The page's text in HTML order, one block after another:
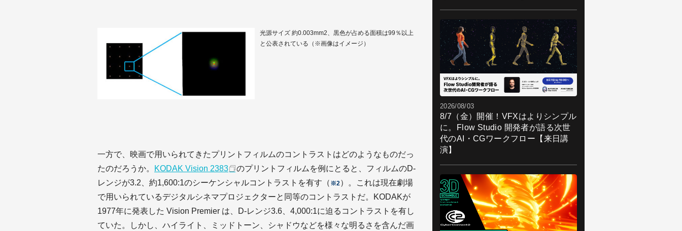
光源サイズ 約0.003mm2、黒色が占める面積は99％以上
と公表されている（※画像はイメージ）
一方で、映画で用いられてきたプリントフィルムのコントラストはどのようなものだっ
たのだろうか。
KODAK Vision 2383
のプリントフィルムを例にとると、フィルムのD-
レンジが3.2、約1,600:1のシーケンシャルコントラストを有す（ ※2 ）。これは現在劇場
で用いられているデジタルシネマプロジェクターと同等のコントラストだ。KODAKが
1977年に発表した Vision Premier は、D-レンジ3.6、4,000:1に迫るコントラストを有し
ていた。しかし、ハイライト、ミッドトーン、シャドウなどを様々な明るさを含んだ画
2026/08/03
8/7（金）開催！VFXはよりシンプル
に。Flow Studio 開発者が語る次世
代のAI・CGワークフロー【来日講
演】